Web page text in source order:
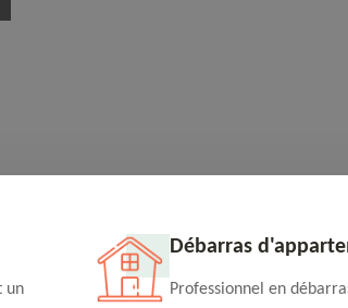
un
Débarras
Professionnel en